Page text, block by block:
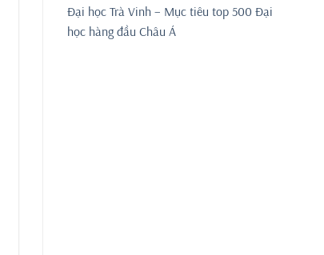
Đại học Trà Vinh – Mục tiêu top 500 Đại
học hàng đầu Châu Á